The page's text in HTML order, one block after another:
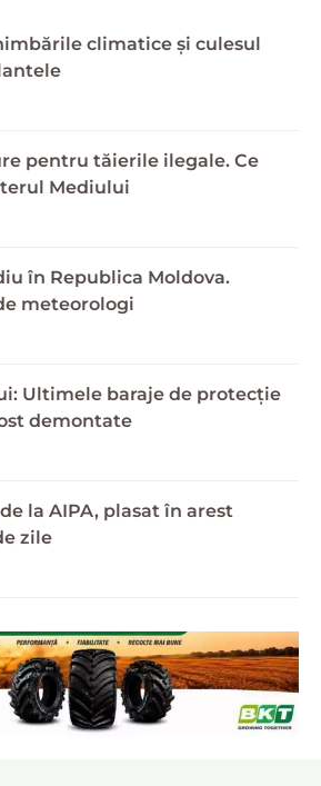
climatice și culesul
pentru tăierile ilegale. Ce
Mediului
în Republica Moldova.
meteorologi
Ultimele baraje de protecție
demontate
la AIPA, plasat în arest
zile